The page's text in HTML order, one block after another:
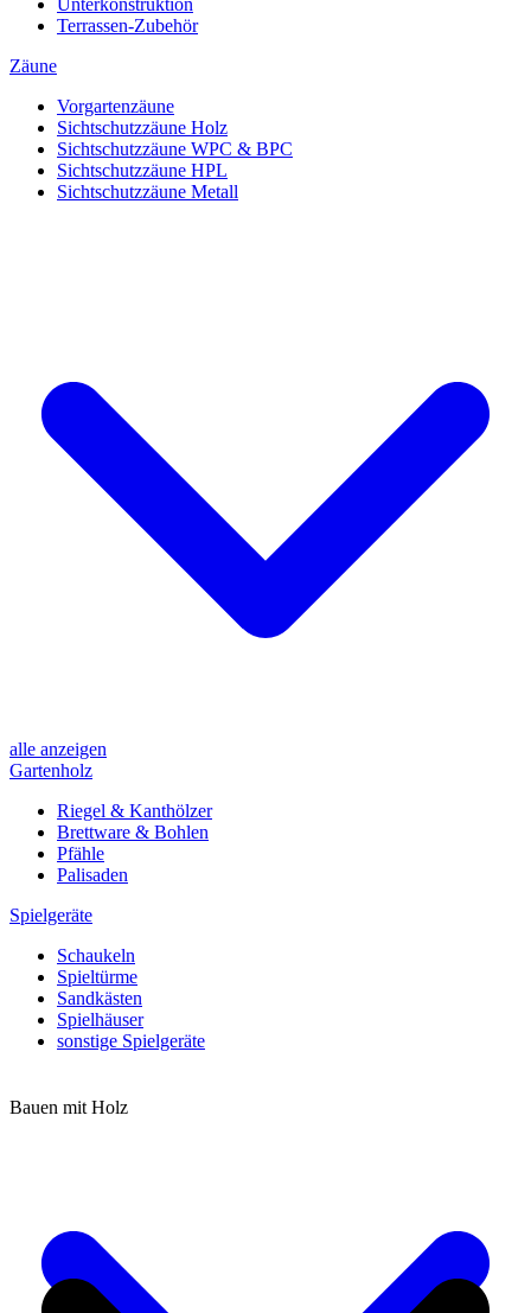
Unterkonstruktion
Terrassen-Zubehör
Zäune
Vorgartenzäune
Sichtschutzzäune Holz
Sichtschutzzäune WPC & BPC
Sichtschutzzäune HPL
Sichtschutzzäune Metall
alle anzeigen
Gartenholz
Riegel & Kanthölzer
Brettware & Bohlen
Pfähle
Palisaden
Spielgeräte
Schaukeln
Spieltürme
Sandkästen
Spielhäuser
sonstige Spielgeräte
Bauen mit Holz